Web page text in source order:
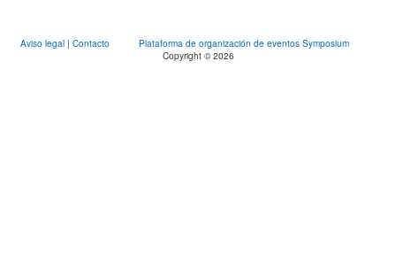
Aviso legal | Contacto
Plataforma de organización de eventos Symposium
Copyright © 2026